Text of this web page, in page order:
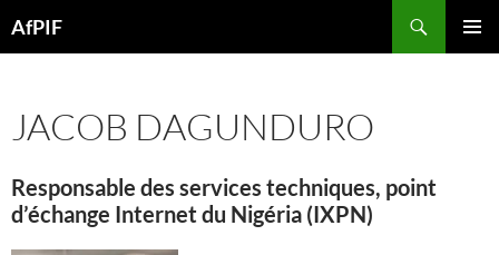
toAfPIF
JACOB DAGUNDURO
Responsable des services techniques, point
d’échange Internet du Nigéria (IXPN)